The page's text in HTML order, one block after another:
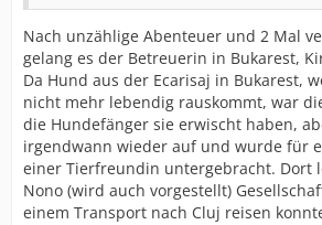
Ich werde sie diese Woche noch
facebook.com/luminita.sam/
type=3&theater
Und da wäre noch....
Nach unzählige Abenteuer und 2 Mal
gelang es der Betreuerin in Bukarest,
Da Hund aus der Ecarisaj in Bukarest,
nicht mehr lebendig rauskommt, war
die Hundefänger sie erwischt haben,
irgendwann wieder auf und wurde für
einer Tierfreundin untergebracht. Dort
Nono (wird auch vorgestellt)
einem Transport nach Cluj reisen